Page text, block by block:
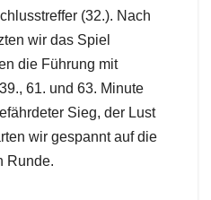
(32.). Nach
wir das Spiel
die Führung mit
61. und 63. Minute
Sieg, der Lust
wir gespannt auf die
Runde.